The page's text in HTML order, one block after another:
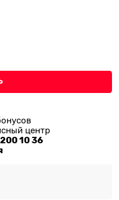
центр
10 36